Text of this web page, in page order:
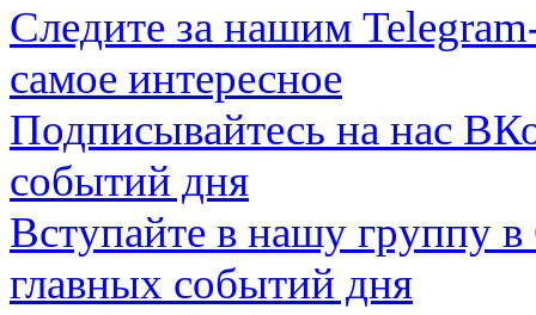
Следите за нашим
самое интересное
Подписывайтесь на нас
событий дня
Вступайте в нашу группу в
главных событий дня